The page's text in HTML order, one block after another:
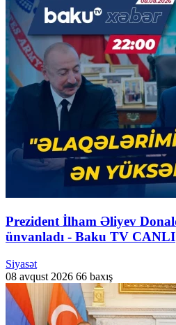
Prezident İlham Əliyev
ünvanladı - Baku TV CANLI
Siyasət
08 avqust 2026 66 baxış